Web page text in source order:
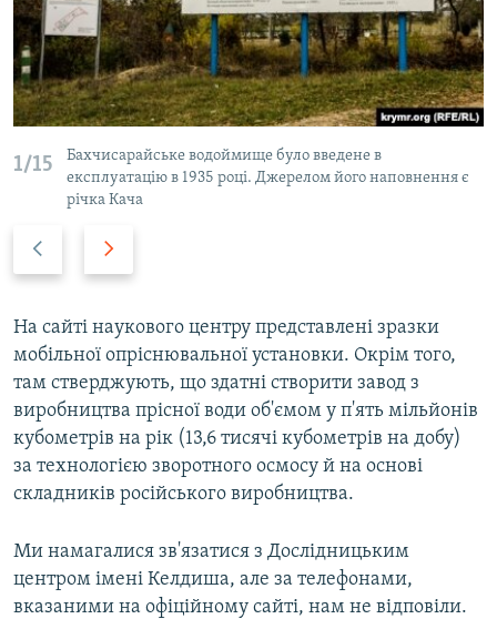
1/15
Бахчисарайське водоймище було введене в
експлуатацію в 1935 році. Джерелом його наповнення є
річка Кача
а
д
р
е
д
На сайті наукового центру представлені зразки
мобільної опріснювальної установки. Окрім того,
там стверджують, що здатні створити завод з
виробництва прісної води об'ємом у п'ять мільйонів
кубометрів на рік (13,6 тисячі кубометрів на добу)
за технологією зворотного осмосу й на основі
складників російського виробництва.
Ми намагалися зв'язатися з Дослідницьким
центром імені Келдиша, але за телефонами,
вказаними на офіційному сайті, нам не відповіли.